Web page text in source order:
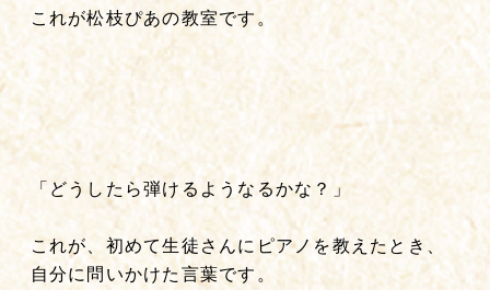
これが松枝ぴあの教室です。
「どうしたら弾けるようなるかな？」
これが、初めて生徒さんにピアノを教えたとき、
自分に問いかけた言葉です。